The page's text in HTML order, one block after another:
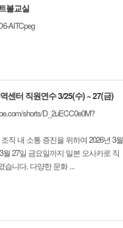
볼교실
AITCpeg
센터 직원연수 3/25(수) ~ 27(금)
shorts/D_2uECC0e0M?
직 내 소통 증진을 위하여 2026년 3월
월 27일 금요일까지 일본 오사카로 직
습니다. 다양한 문화 ...